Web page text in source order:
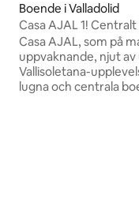
Boende i Valladolid
Casa AJAL 1!
WiFi-HotWater-A/C
Casa AJAL, som på
uppvaknande, njut
Vallisoletana-
lugna och centrala